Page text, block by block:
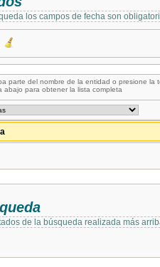
los campos de fecha son
parte del nombre de la entidad o presione la
abajo para obtener la lista completa
de la búsqueda realizada más